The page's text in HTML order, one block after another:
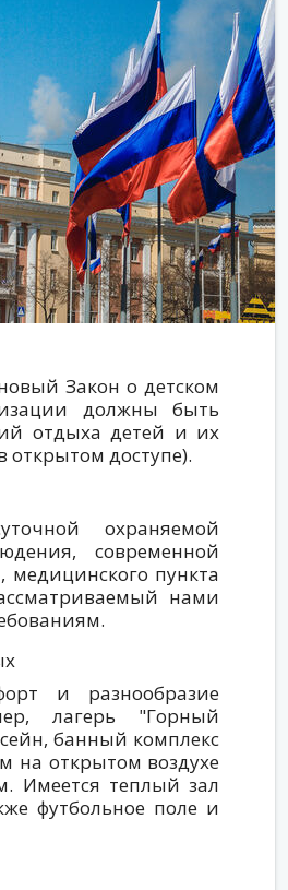
Закон о детском
должны быть
отдыха детей и их
открытом доступе).
охраняемой
современной
пункта
нами
и разнообразие
лагерь "Горный
банный комплекс
на открытом воздухе
Имеется теплый зал
футбольное поле и